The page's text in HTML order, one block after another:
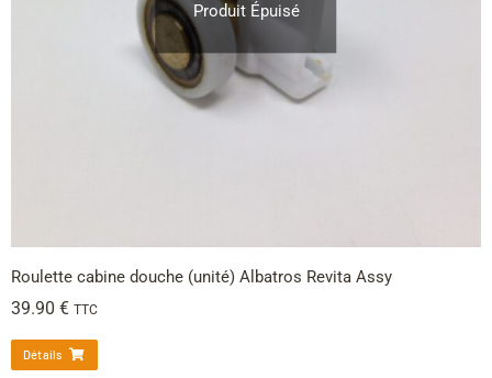
Produit Épuisé
Roulette cabine douche (unité) Albatros Revita Assy
39.90 € TTC
Détails